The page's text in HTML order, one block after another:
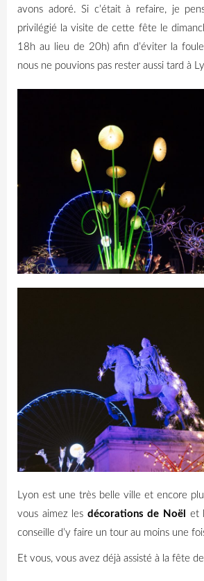
avons adoré. Si c’était à refaire, je
privilégié la visite de cette fête le
18h au lieu de 20h) afin d’éviter la
nous ne pouvions pas rester aussi tard à
Lyon est une très belle ville et encore
vous aimez les décorations de Noël
et
conseille d’y faire un tour au moins une
Et vous, vous avez déjà assisté à la fête